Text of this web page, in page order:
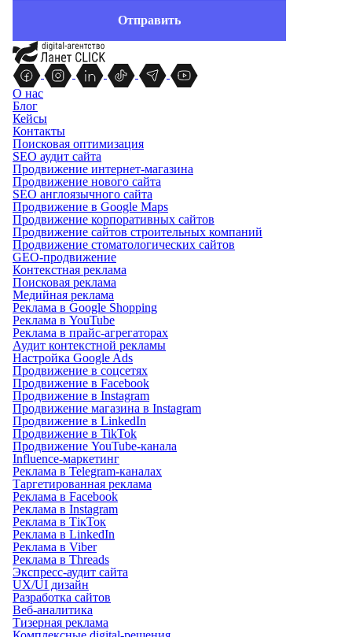
О нас
Блог
Кейсы
Контакты
Поисковая оптимизация
SEO аудит сайта
Продвижение интернет-магазина
Продвижение нового сайта
SEO англоязычного сайта
Продвижение в Google Maps
Продвижение корпоративных сайтов
Продвижение сайтов строительных компаний
Продвижение стоматологических сайтов
GEO-продвижение
Контекстная реклама
Поисковая реклама
Медийная реклама
Реклама в Google Shopping
Реклама в YouTube
Реклама в прайс-агрегаторах
Аудит контекстной рекламы
Настройка Google Ads
Продвижение в соцсетях
Продвижение в Facebook
Продвижение в Instagram
Продвижение магазина в Instagram
Продвижение в LinkedIn
Продвижение в TikTok
Продвижение YouTube-канала
Influence-маркетинг
Реклама в Telegram-каналах
Таргетированная реклама
Реклама в Facebook
Реклама в Instagram
Реклама в ТікТок
Реклама в LinkedIn
Реклама в Viber
Реклама в Threads
Экспресс-аудит сайта
UX/UI дизайн
Разработка сайтов
Веб-аналитика
Тизерная реклама